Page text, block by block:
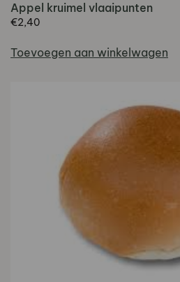
Appel kruimel vlaaipunten
€2,40
Toevoegen aan winkelwagen